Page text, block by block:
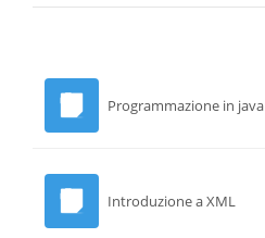
Programmazione in java
Introduzione a XML